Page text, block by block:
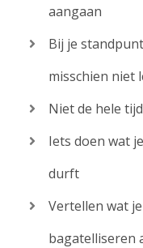
aangaan
Bij je
misschien niet
Niet de hele
Iets doen wat
durft
Vertellen wat
bagatelliseren